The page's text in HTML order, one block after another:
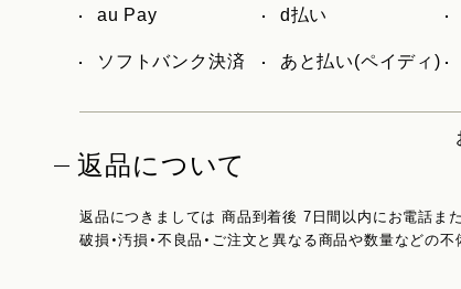
au Pay d払い
ソフトバンク決済 あと払い(ペイディ)
返品について
返品につきましては 商品到着後 7日間以内にお電話ま
破損・汚損・不良品・ご注文と異なる商品や数量などの不